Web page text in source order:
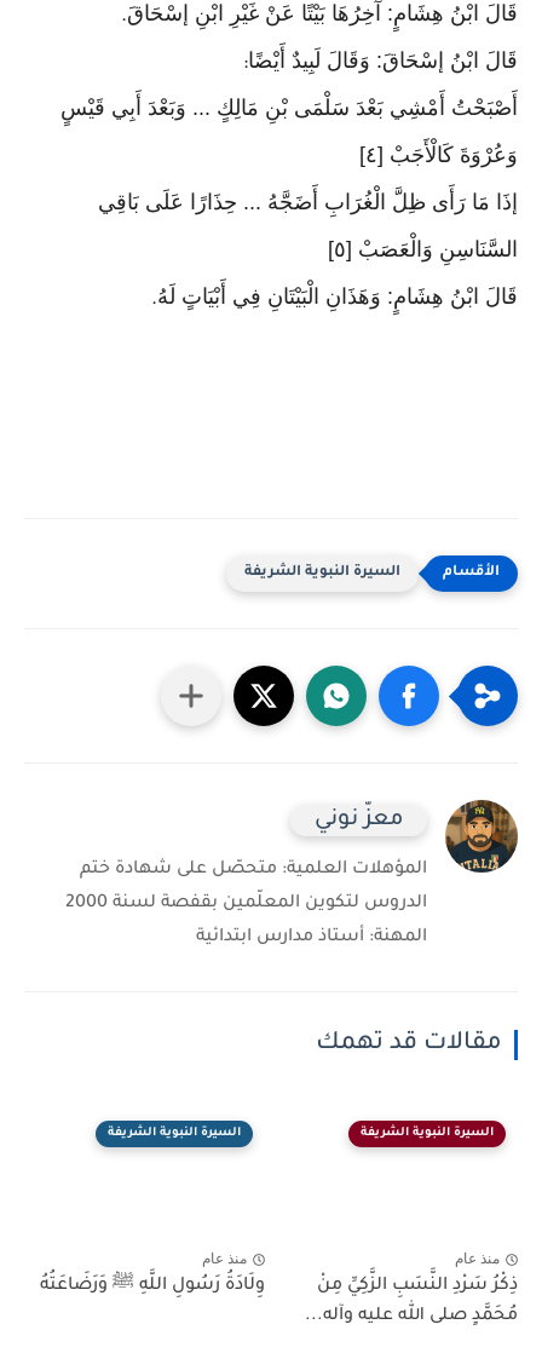
قَالَ ابْنُ هِشَامٍ: آخِرُهَا بَيْتًا عَنْ غَيْرِ ابْنِ إسْحَاقَ.
قَالَ ابْنُ إسْحَاقَ: وَقَالَ لَبِيدٌ أَيْضًا:
أَصْبَحْتُ أَمْشِي بَعْدَ سَلْمَى بْنِ مَالِكٍ ... وَبَعْدَ أَبِي قَيْسٍ
وَعُرْوَةَ كَالْأَجَبْ [٤]
إذَا مَا رَأَى ظِلَّ الْغُرَابِ أَضَجَّهُ ... حِذَارًا عَلَى بَاقِي
السَّنَاسِنِ وَالْعَصَبْ [٥]
قَالَ ابْنُ هِشَامٍ: وَهَذَانِ الْبَيْتَانِ فِي أَبْيَاتٍ لَهُ.
السيرة النبوية الشريفة
معزّ نوني
المؤهلات العلمية: متحصّل على شهادة ختم
الدروس لتكوين المعلّمين بقفصة لسنة 2000
المهنة: أستاذ مدارس ابتدائية
مقالات قد تهمك
السيرة النبوية الشريفة
منذ عام
ذِكْرُ سَرْدِ النَّسَبِ الزَّكِيِّ مِنْ
مُحَمَّدٍ صلى الله عليه وآله...
السيرة النبوية الشريفة
منذ عام
وِلَادَةُ رَسُولِ اللَّهِ ﷺ وَرَضَاعَتُهُ